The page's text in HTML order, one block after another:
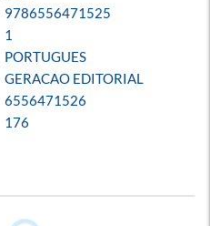
9786556471525
1
PORTUGUES
GERACAO EDITORIAL
6556471526
176